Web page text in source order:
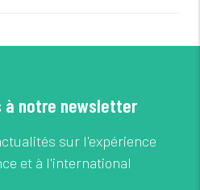
à notre newsletter
sur l'expérience
et à l'international